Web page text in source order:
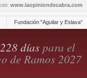
www.laopiniondecabra.com
Fundación "Aguilar y Eslava"
228 díaspara el
de Ramos 2027